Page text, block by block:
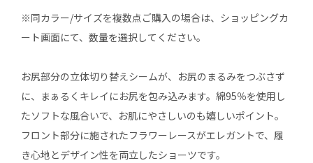
※同カラー/サイズを複数点ご購入の場合は、ショッピングカ
ート画面にて、数量を選択してください。
お尻部分の立体切り替えシームが、お尻のまるみをつぶさず
に、まぁるくキレイにお尻を包み込みます。綿95％を使用し
たソフトな風合いで、お肌にやさしいのも嬉しいポイント。
フロント部分に施されたフラワーレースがエレガントで、履
き心地とデザイン性を両立したショーツです。